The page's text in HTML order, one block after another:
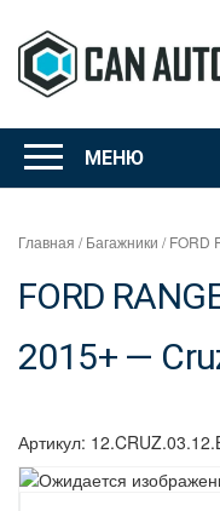
содержимому
Интернет
магазин
"Can Auto"
МЕНЮ
Главная /Багажники / FORD
FORD
2015+ —
Артикул: